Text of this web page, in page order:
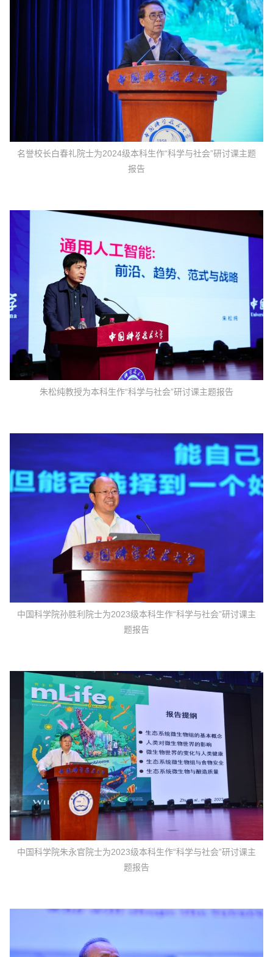
名誉校长白春礼院士为2024级本科生作“科学与社会”研讨课主题
报告
朱松纯教授为本科生作“科学与社会”研讨课主题报告
中国科学院孙胜利院士为2023级本科生作“科学与社会”研讨课主
题报告
中国科学院朱永官院士为2023级本科生作“科学与社会”研讨课主
题报告